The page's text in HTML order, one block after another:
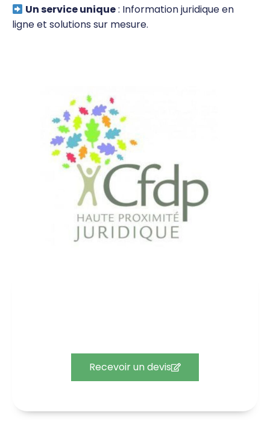
Un service unique: Information juridique en
ligne et solutions sur mesure.
Recevoir un devis